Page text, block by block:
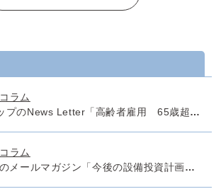
コラム
本日の小栗キャップのNews Letter「高齢者雇用 65歳超雇用推進助成金」
コラム
戦う税理士 小栗のメールマガジン「今後の設備投資計画のタックスマネジメントは万全でしょうか」No.1011